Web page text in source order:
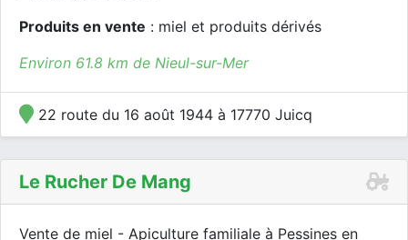
Produits en vente : miel et produits dérivés
Environ 61.8 km de Nieul-sur-Mer
22 route du 16 août 1944 à 17770 Juicq
Le Rucher De Mang
Vente de miel - Apiculture familiale à Pessines en